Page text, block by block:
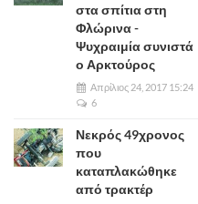
στα σπίτια στη
Φλώρινα -
Ψυχραιμία συνιστά
ο Αρκτούρος
Απρίλιος 24, 2017 15:24
6
Νεκρός 49χρονος
που
καταπλακώθηκε
από τρακτέρ